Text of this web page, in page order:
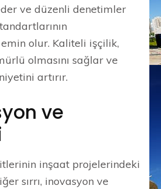
ve düzenli denetimler
olur. Kaliteli işçilik,
olmasını sağlar ve
artırır.
ve
inşaat projelerindeki
sırrı, inovasyon ve